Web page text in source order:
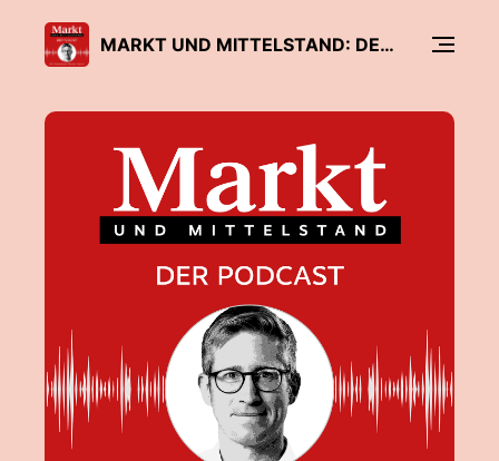
MARKT UND MITTELSTAND: DER PODCAST